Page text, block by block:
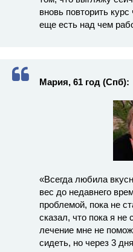
вновь повторить
еще есть над чем
Мария, 61 год (Спб):
«Всегда любила
вес до недавнего
проблемой, пока не
сказал, что пока я не
лечение мне не
сидеть, но через 3